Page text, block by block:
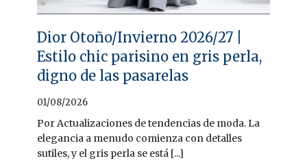
Dior Otoño/Invierno 2026/27 |
Estilo chic parisino en gris perla,
digno de las pasarelas
01/08/2026
Por Actualizaciones de tendencias de moda. La
elegancia a menudo comienza con detalles
sutiles, y el gris perla se está [...]